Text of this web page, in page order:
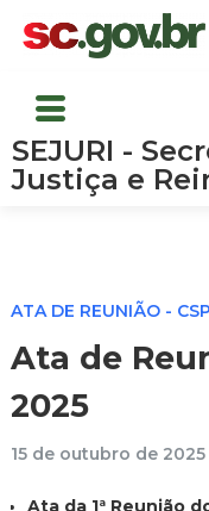
SEJURI -
Justiça e
ATA DE REUNIÃO -
Ata de
2025
15 de outubro de 2025
Ata da 1ª Reunião